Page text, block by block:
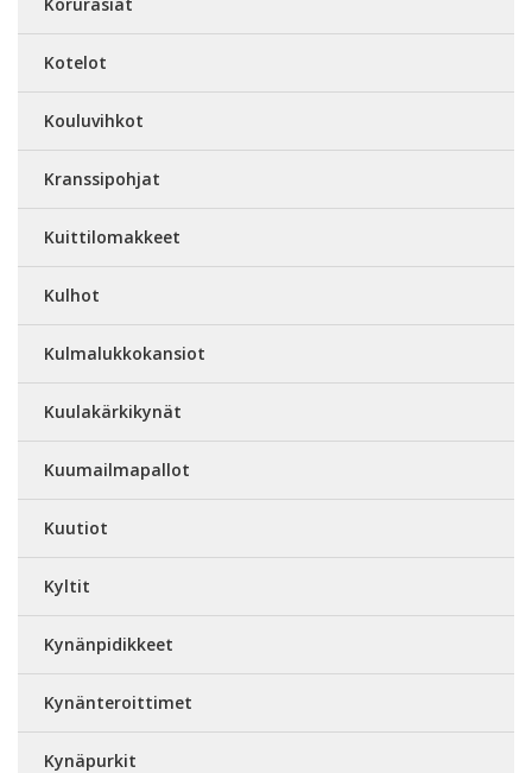
Kotelot
Kouluvihkot
Kranssipohjat
Kuittilomakkeet
Kulhot
Kulmalukkokansiot
Kuulakärkikynät
Kuumailmapallot
Kuutiot
Kyltit
Kynänpidikkeet
Kynänteroittimet
Kynäpurkit